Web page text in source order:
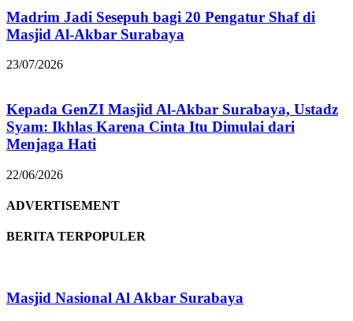
Madrim Jadi Sesepuh bagi 20 Pengatur Shaf di
Masjid Al-Akbar Surabaya
23/07/2026
Kepada GenZI Masjid Al-Akbar Surabaya, Ustadz
Syam: Ikhlas Karena Cinta Itu Dimulai dari
Menjaga Hati
22/06/2026
ADVERTISEMENT
BERITA TERPOPULER
Masjid Nasional Al Akbar Surabaya